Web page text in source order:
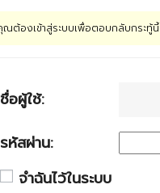
ณต้องเข้าสู่ระบบเพื่อตอบกลับกระทู้นี้
ชื่อผู้ใช้:
รหัสผ่าน:
จำฉันไว้ในระบบ